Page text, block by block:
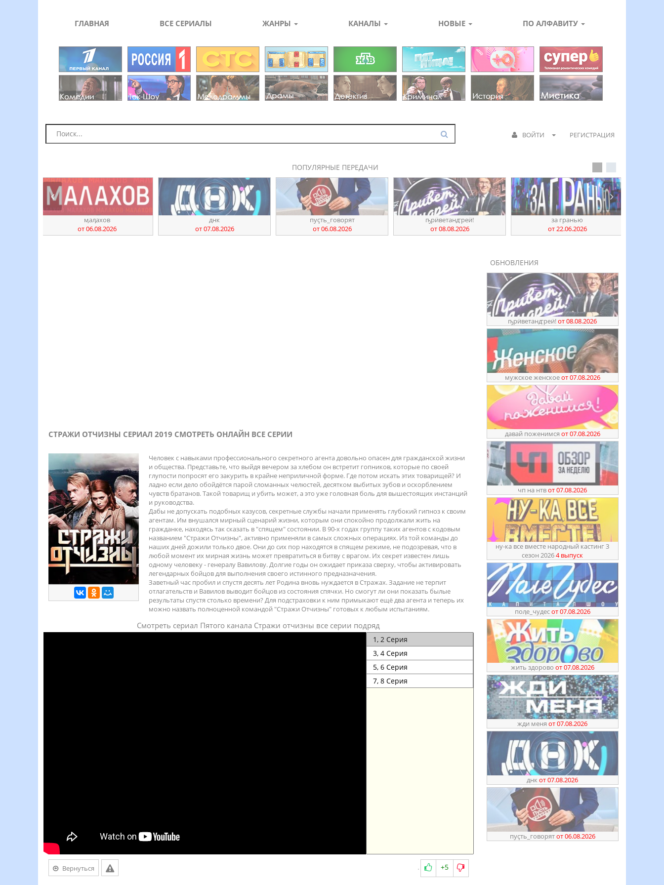
ГЛАВНАЯ ВСЕ СЕРИАЛЫ ЖАНРЫ КАНАЛЫ НОВЫЕ ПО АЛФАВИТУ
ВОЙТИ РЕГИСТРАЦИЯ
ПОПУЛЯРНЫЕ ПЕРЕДАЧИ
ӎаԓахов
от 06.08.2026
днк
от 07.08.2026
пуҫть_говорят
от 06.08.2026
ҧрӥветанꙣреӥ!
от 08.08.2026
за гранью
от 22.06.2026
СТРАЖИ ОТЧИЗНЫ СЕРИАЛ 2019 СМОТРЕТЬ ОНЛАЙН ВСЕ СЕРИИ
Человек с навыками профессионального секретного агента довольно опасен для гражданской жизни
и общества. Представьте, что выйдя вечером за хлебом он встретит гопников, которые по своей
глупости попросят его закурить в крайне неприличной форме. Где потом искать этих товарищей? И
ладно если дело обойдётся парой сломанных челюстей, десятком выбитых зубов и оскорблением
чувств братанов. Такой товарищ и убить может, а это уже головная боль для вышестоящих инстанций
и руководства.
Дабы не допускать подобных казусов, секретные службы начали применять глубокий гипноз к своим
агентам. Им внушался мирный сценарий жизни, которым они спокойно продолжали жить на
гражданке, находясь так сказать в "спящем" состоянии. В 90-х годах группу таких агентов с кодовым
названием "Стражи Отчизны", активно применяли в самых сложных операциях. Из той команды до
наших дней дожили только двое. Они до сих пор находятся в спящем режиме, не подозревая, что в
любой момент их мирная жизнь может превратиться в битву с врагом. Их секрет известен лишь
одному человеку - генералу Вавилову. Долгие годы он ожидает приказа сверху, чтобы активировать
легендарных бойцов для выполнения своего истинного предназначения.
Заветный час пробил и спустя десять лет Родина вновь нуждается в Стражах. Задание не терпит
отлагательств и Вавилов выводит бойцов из состояния спячки. Но смогут ли они показать былые
результаты спустя столько времени? Для подстраховки к ним примыкают ещё два агента и теперь их
можно назвать полноценной командой "Стражи Отчизны" готовых к любым испытаниям.
Смотреть сериал Пятого канала Стражи отчизны все серии подряд
Вернуться +5
ОБНОВЛЕНИЯ
ҧрӥветанꙣреӥ!от 08.08.2026
мужское женскоеот 07.08.2026
давай поженимся от 07.08.2026
чп на нтвот 07.08.2026
ну-ка все вместе народный кастинг 3
сезон 20264 выпуск
поӆе_чудесот 07.08.2026
жить здорово от 07.08.2026
жди меня от 07.08.2026
днк от 07.08.2026
пуҫть_говорятот 06.08.2026